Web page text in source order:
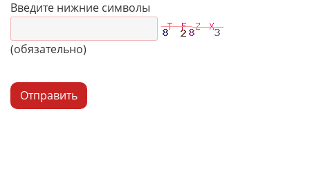
Введите нижние символы
(обязательно)
Отправить